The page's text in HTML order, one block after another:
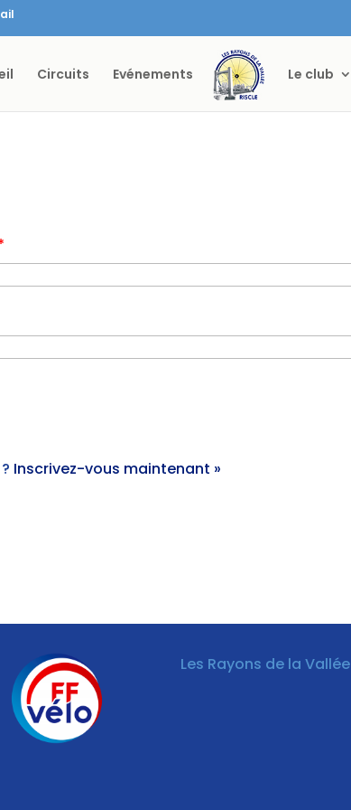
Circuits Evénements Le club
Inscrivez-vous maintenant »
Les Rayons de la Vallée